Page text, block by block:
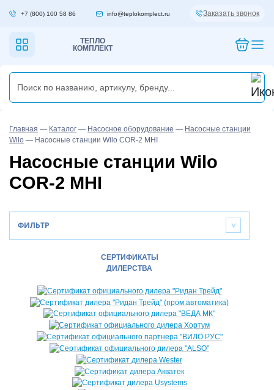
+7 (800) 100 58 86 info@teplokomplect.ru Заказать звонок
ТЕПЛО
КОМПЛЕКТ
Главная — Каталог — Насосное оборудование — Насосные станции
Wilo — Насосные станции Wilo COR-2 MHI
Насосные станции Wilo
COR-2 MHI
ФИЛЬТР >
СЕРТИФИКАТЫ
ДИЛЕРСТВА